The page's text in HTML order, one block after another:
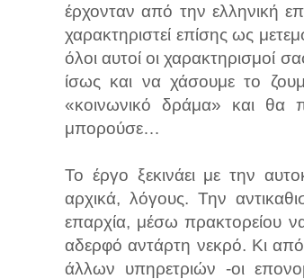
έρχονταν από την ελληνική
χαρακτηριστεί επίσης ως
όλοι αυτοί οι χαρακτηρισμοί
ίσως και να χάσουμε το
«κοινωνικό δράμα» και θα
μπορούσε…
Το έργο ξεκινάει με την
αρχικά, λόγους. Την
επαρχία, μέσω πρακτορείου
αδερφό αντάρτη νεκρό. Κι από
άλλων υπηρετριών -οι